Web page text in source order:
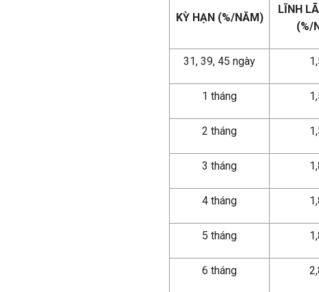
KỲ HẠN (%/NĂM)
LĨNH
(%/
31, 39, 45 ngày
1 tháng
2 tháng
3 tháng
4 tháng
5 tháng
6 tháng